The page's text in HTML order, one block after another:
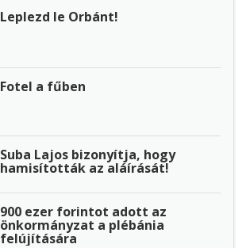
Leplezd le Orbánt!
Fotel a fűben
Suba Lajos bizonyítja, hogy
hamisították az aláírását!
900 ezer forintot adott az
önkormányzat a plébánia
felújítására